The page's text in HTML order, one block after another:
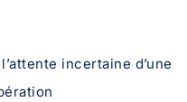
incertaine d’une